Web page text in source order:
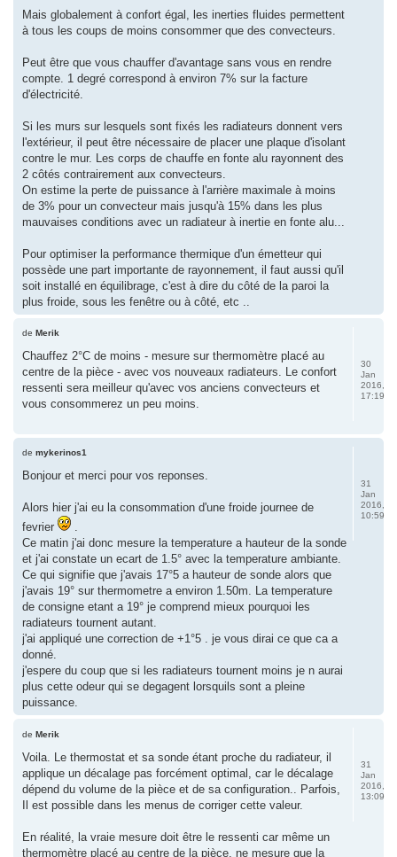
Mais globalement à confort égal, les inerties fluides permettent
à tous les coups de moins consommer que des convecteurs.
Peut être que vous chauffer d'avantage sans vous en rendre
compte. 1 degré correspond à environ 7% sur la facture
d'électricité.
Si les murs sur lesquels sont fixés les radiateurs donnent vers
l'extérieur, il peut être nécessaire de placer une plaque d'isolant
contre le mur. Les corps de chauffe en fonte alu rayonnent des
2 côtés contrairement aux convecteurs.
On estime la perte de puissance à l'arrière maximale à moins
de 3% pour un convecteur mais jusqu'à 15% dans les plus
mauvaises conditions avec un radiateur à inertie en fonte alu...
Pour optimiser la performance thermique d'un émetteur qui
possède une part importante de rayonnement, il faut aussi qu'il
soit installé en équilibrage, c'est à dire du côté de la paroi la
plus froide, sous les fenêtre ou à côté, etc ..
de Merik
Chauffez 2°C de moins - mesure sur thermomètre placé au
centre de la pièce - avec vos nouveaux radiateurs. Le confort
ressenti sera meilleur qu'avec vos anciens convecteurs et
vous consommerez un peu moins.
30
Jan
2016,
17:19
de mykerinos1
Bonjour et merci pour vos reponses.
Alors hier j'ai eu la consommation d'une froide journee de
fevrier
.
Ce matin j'ai donc mesure la temperature a hauteur de la sonde
et j'ai constate un ecart de 1.5° avec la temperature ambiante.
Ce qui signifie que j'avais 17°5 a hauteur de sonde alors que
j'avais 19° sur thermometre a environ 1.50m. La temperature
de consigne etant a 19° je comprend mieux pourquoi les
radiateurs tournent autant.
j'ai appliqué une correction de +1°5 . je vous dirai ce que ca a
donné.
j'espere du coup que si les radiateurs tournent moins je n aurai
plus cette odeur qui se degagent lorsquils sont a pleine
puissance.
31
Jan
2016,
10:59
de Merik
Voila. Le thermostat et sa sonde étant proche du radiateur, il
applique un décalage pas forcément optimal, car le décalage
dépend du volume de la pièce et de sa configuration.. Parfois,
Il est possible dans les menus de corriger cette valeur.
En réalité, la vraie mesure doit être le ressenti car même un
thermomètre placé au centre de la pièce, ne mesure que la
31
Jan
2016,
13:09